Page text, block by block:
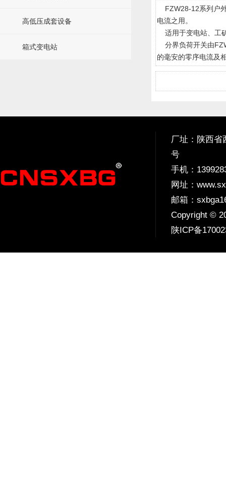
高低压成套设备
箱式变电站
FZW28-12系列户外
电流之用。
适用于变电站、工
分界负荷开关由
的毫安的零序电流及
厂址：陕西省
号
手机：
网址：
邮箱：
Copyright ©
陕ICP备